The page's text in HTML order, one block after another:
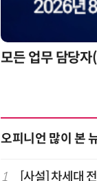
모든 업무 담당
오피니언 많이 본
1 [사설] 차세대